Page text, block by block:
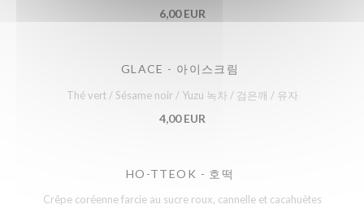
6,00 EUR
GLACE - 아이스크림
Thé vert / Sésame noir / Yuzu 녹차 / 검은깨 / 유자
4,00 EUR
HO-TTEOK - 호떡
Crêpe coréenne farcie au sucre roux, cannelle et cacahuètes